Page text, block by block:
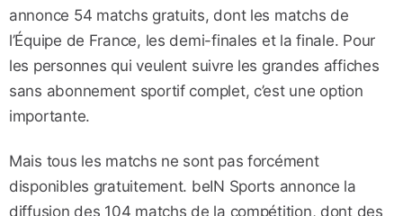
annonce 54 matchs gratuits, dont les matchs de
l’Équipe de France, les demi-finales et la finale. Pour
les personnes qui veulent suivre les grandes affiches
sans abonnement sportif complet, c’est une option
importante.
Mais tous les matchs ne sont pas forcément
disponibles gratuitement. beIN Sports annonce la
diffusion des 104 matchs de la compétition, dont des